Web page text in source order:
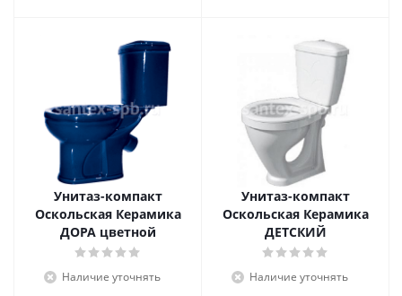
Унитаз-компакт
Оскольская Керамика
ДОРА цветной
Наличие уточнять
Унитаз-компакт
Оскольская Керамика
ДЕТСКИЙ
Наличие уточнять